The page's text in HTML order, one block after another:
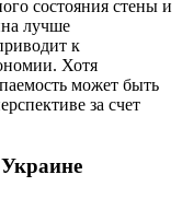
состояния стены и
лучше
к
Хотя
может быть
за счет